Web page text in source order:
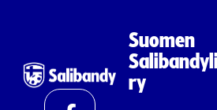
Suomen
ry